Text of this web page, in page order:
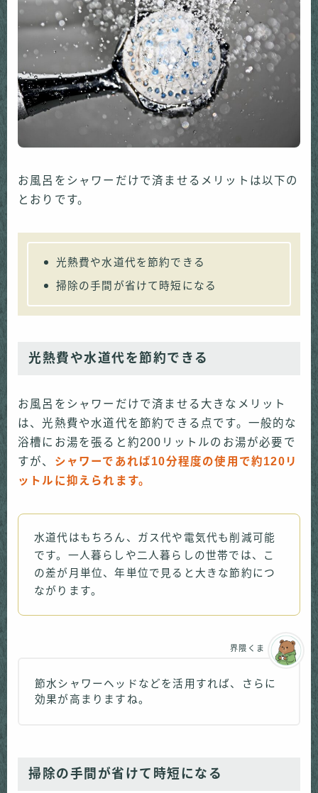
お風呂をシャワーだけで済ませるメリットは以下の
とおりです。
光熱費や水道代を節約できる
掃除の手間が省けて時短になる
光熱費や水道代を節約できる
お風呂をシャワーだけで済ませる大きなメリット
は、光熱費や水道代を節約できる点です。一般的な
浴槽にお湯を張ると約200リットルのお湯が必要で
すが、 シャワーであれば10分程度の使用で約120リ
ットルに抑えられます。
水道代はもちろん、ガス代や電気代も削減可能
です。一人暮らしや二人暮らしの世帯では、こ
の差が月単位、年単位で見ると大きな節約につ
ながります。
節水シャワーヘッドなどを活用すれば、さらに
効果が高まりますね。
界隈くま
掃除の手間が省けて時短になる